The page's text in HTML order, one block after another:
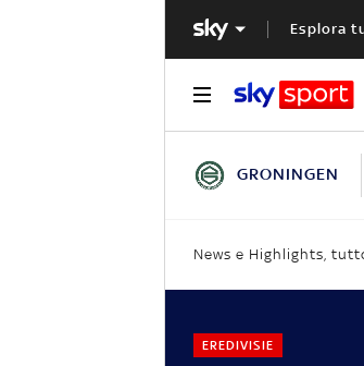
Esplora
GRONINGEN
News e Highlights,
EREDIVISIE